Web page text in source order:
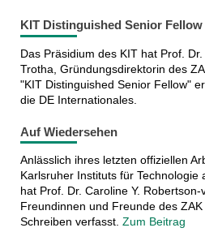
KIT Distinguished Senior Fellow
Das Präsidium des KIT hat Prof.
Trotha, Gründungsdirektorin des
"KIT Distinguished Senior Fellow"
die DE Internationales.
Auf Wiedersehen
Anlässlich ihres letzten offiziellen
Karlsruher Instituts für Technologie
hat Prof. Dr. Caroline Y.
Freundinnen und Freunde des
Schreiben verfasst. Zum Beitrag